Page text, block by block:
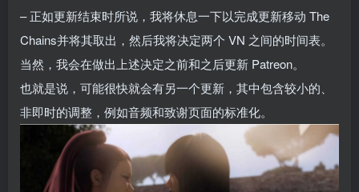
– 正如更新结束时所说，我将休息一下以完成更新移动 The
Chains并将其取出，然后我将决定两个 VN 之间的时间表。
当然，我会在做出上述决定之前和之后更新 Patreon。
也就是说，可能很快就会有另一个更新，其中包含较小的、
非即时的调整，例如音频和致谢页面的标准化。